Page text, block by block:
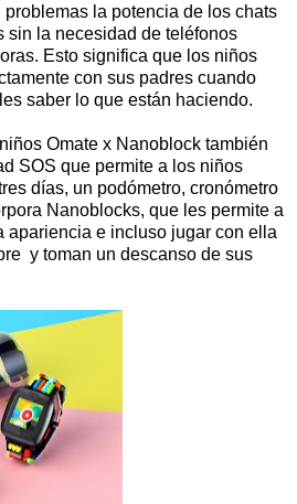
la potencia de los chats
sin la necesidad de teléfonos
Esto significa que los niños
con sus padres cuando
saber lo que están haciendo.
Omate x Nanoblock también
SOS que permite a los niños
días, un podómetro, cronómetro
Nanoblocks, que les permite a
apariencia e incluso jugar con ella
y toman un descanso de sus